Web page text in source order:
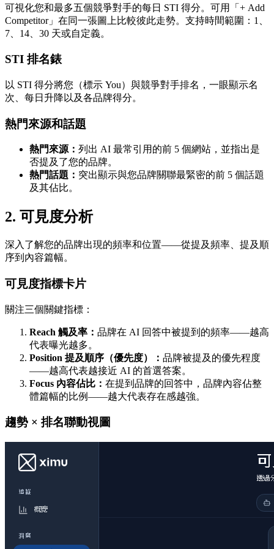
可視化您和最多五個競爭對手的每日 STI 得分。可用「+ Add
Competitor」在同一張圖上比較彼此走勢。支持時間範圍：1、
7、14、30 天或自定義。
STI 排名錶
以 STI 得分將您（標示 You）與競爭對手排名，一眼顯示名
次、每日升降以及各品牌得分。
熱門來源和話題
熱門來源： 列出 AI 最常引用的前 5 個網站，並指出是
否提及了您的品牌。
熱門話題： 突出顯示與您品牌關聯最緊密的前 5 個話題
及其佔比。
2. 可見度分析
深入了解您的品牌出現的頻率和位置——從提及頻率、提及順
序到內容篇幅。
可見度指標卡片
關注三個關鍵指標：
Reach 觸及率： 品牌在 AI 回答中被提到的頻率——越高
代表曝光越多。
Position 提及順序（優先度）： 品牌被提及的優先程度
——越高代表越接近 AI 的首選答案。
Focus 內容佔比： 在提到品牌的回答中，品牌內容佔整
體篇幅的比例——越大代表存在感越強。
趨勢 × 排名聯動視圖